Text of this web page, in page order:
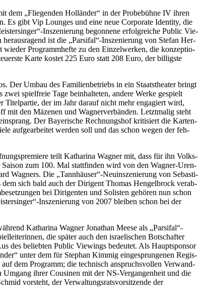
dem „Flie­gen­den Hol­län­der“ in der Pro­be­büh­ne IV ih­ren
Es gibt Vip Loun­ges und eine neue Cor­po­ra­te Iden­ti­ty, die
Inszenierung be­gon­ne­ne er­folg­rei­che Pu­blic Vie­
ist die „Parsifal“-Inszenierung von Ste­fan Her­
wie­der Pro­gramm­hef­te zu den Ein­zel­wer­ken, die kon­zep­tio­
Kar­te kos­tet 225 Euro statt 208 Euro, der bil­ligs­te
Der Um­bau des Fa­mi­li­en­be­triebs in ein Staats­thea­ter bringt
spiel­freie Tage be­inhal­te­ten, an­de­re Wer­ke ge­spielt
der im Jahr dar­auf nicht mehr en­ga­giert wird,
den Mä­ze­nen und Wag­ner­ver­bän­den. Letzt­ma­lig steht
Der Baye­ri­sche Rech­nungs­hof kri­ti­siert die Kar­ten­
auf­ge­ar­bei­tet wer­den soll und das schon we­gen der feh­
teilt Ka­tha­ri­na Wag­ner mit, dass für ihn Volks­
Sai­son zum 100. Mal statt­fin­den wird von den Wag­ner-Ur­en­
Wag­ners. Die „Tannhäuser“-Neuinszenierung von Se­bas­ti­
dem sich bald auch der Di­ri­gent Tho­mas Hen­gel­b­rock ver­ab­
bei Di­ri­gen­ten und So­lis­ten ge­hö­ren nun schon
Inszenierung von 2007 blei­ben schon bei der
Ka­tha­ri­na Wag­ner Jo­na­than Mee­se als „Parsifal“-
die spä­ter auch den is­rae­li­schen Bot­schaf­ter
des be­lieb­ten Pu­blic Vie­wings be­deu­tet. Als Haupt­spon­sor
un­ter dem für Ste­phan Kim­mig ein­ge­sprun­ge­nen Re­gis­
dem Pro­gramm; die tech­nisch an­spruchs­vol­len Ver­wand­
ih­rer Cou­si­nen mit der NS-Ver­gan­gen­heit und die
vor­steht, der Ver­wal­tungs­rats­vor­sit­zen­de der